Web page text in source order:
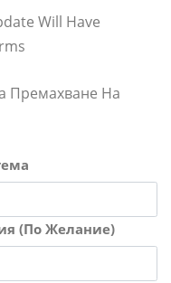
Will Have
Премахване На
(По Желание)